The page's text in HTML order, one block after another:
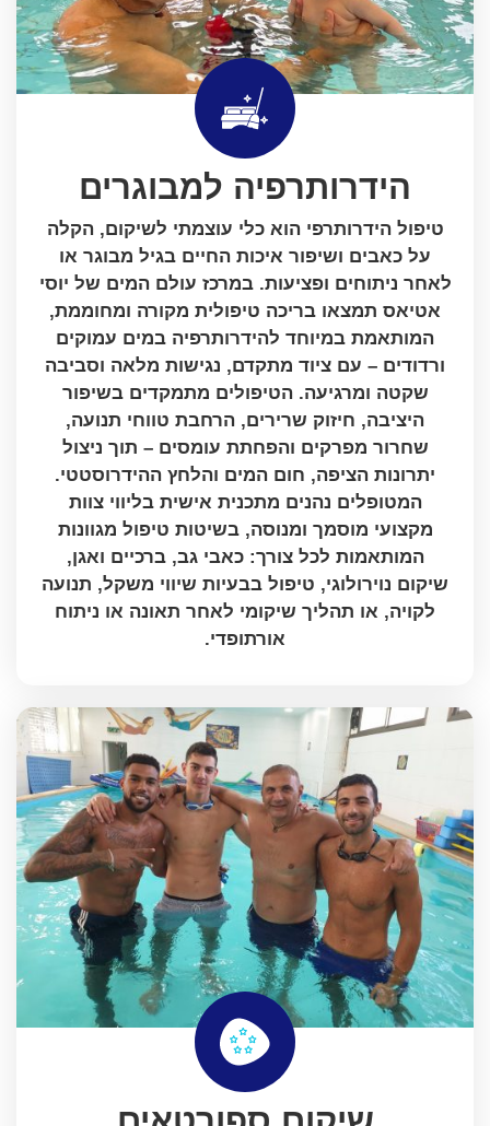
הידרותרפיה למבוגרים
טיפול הידרותרפי הוא כלי עוצמתי לשיקום, הקלה
על כאבים ושיפור איכות החיים בגיל מבוגר או
לאחר ניתוחים ופציעות. במרכז עולם המים של יוסי
אטיאס תמצאו בריכה טיפולית מקורה ומחוממת,
המותאמת במיוחד להידרותרפיה במים עמוקים
ורדודים – עם ציוד מתקדם, נגישות מלאה וסביבה
שקטה ומרגיעה. הטיפולים מתמקדים בשיפור
היציבה, חיזוק שרירים, הרחבת טווחי תנועה,
שחרור מפרקים והפחתת עומסים – תוך ניצול
יתרונות הציפה, חום המים והלחץ ההידרוסטטי.
המטופלים נהנים מתכנית אישית בליווי צוות
מקצועי מוסמך ומנוסה, בשיטות טיפול מגוונות
המותאמות לכל צורך: כאבי גב, ברכיים ואגן,
שיקום נוירולוגי, טיפול בבעיות שיווי משקל, תנועה
לקויה, או תהליך שיקומי לאחר תאונה או ניתוח
אורתופדי.